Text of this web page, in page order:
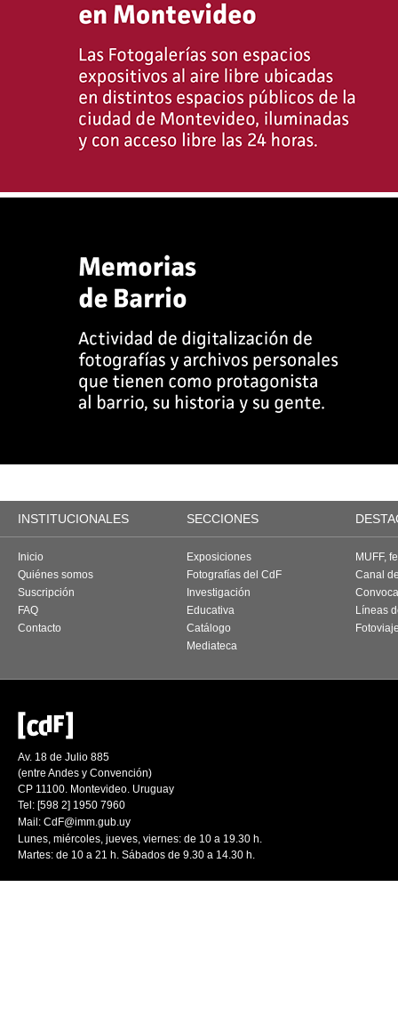
INSTITUCIONALES SECCIONES
Inicio
Quiénes somos
Suscripción
FAQ
Contacto
Exposiciones
Fotografías del CdF
Investigación
Educativa
Catálogo
Mediateca
MUFF,
Canal
Líneas
Av. 18 de Julio 885
(entre Andes y Convención)
CP 11100. Montevideo. Uruguay
Tel: [598 2] 1950 7960
Mail: CdF@imm.gub.uy
Lunes, miércoles, jueves, viernes: de 10 a 19.30 h.
Martes: de 10 a 21 h. Sábados de 9.30 a 14.30 h.